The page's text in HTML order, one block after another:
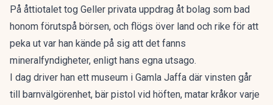
På åttiotalet tog Geller privata uppdrag åt bolag som bad
honom förutspå börsen, och flögs över land och rike för att
peka ut var han kände på sig att det fanns
mineralfyndigheter, enligt hans egna utsago.
I dag driver han ett museum i Gamla Jaffa där vinsten går
till barnvälgörenhet, bär pistol vid höften, matar kråkor varje